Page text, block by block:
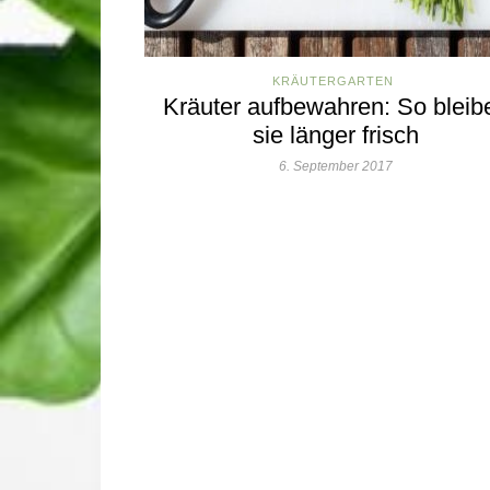
KRÄUTERGARTEN
Kräuter aufbewahren: So
sie länger frisch
6. September 2017